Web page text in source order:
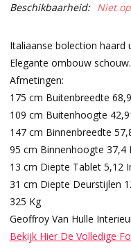
Beschikbaarheid:
Niet
Italiaanse bolection haard
Elegante ombouw schouw.
Afmetingen:
175 cm Buitenbreedte
109 cm Buitenhoogte
147 cm Binnenbreedte
95 cm Binnenhoogte 37,4
13 cm Diepte Tablet 5,12
31 cm Diepte Deurstijlen
325 Kg
Geoffroy Van Hulle
Bekijk Hier De Volledige